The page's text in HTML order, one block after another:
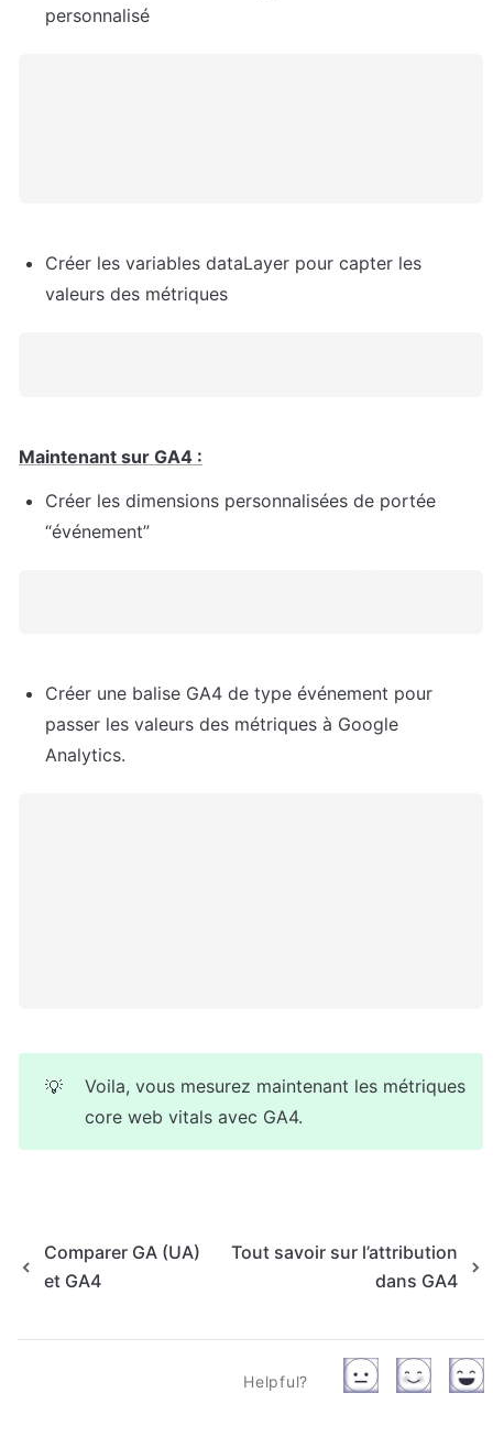
personnalisé
Créer les variables dataLayer pour capter les
valeurs des métriques
Maintenant sur GA4 :
Créer les dimensions personnalisées de portée
“événement”
Créer une balise GA4 de type événement pour
passer les valeurs des métriques à Google
Analytics.
💡
Voila, vous mesurez maintenant les métriques
core web vitals avec GA4.
Comparer GA (UA)
et GA4
Tout savoir sur l’attribution
dans GA4
Helpful?